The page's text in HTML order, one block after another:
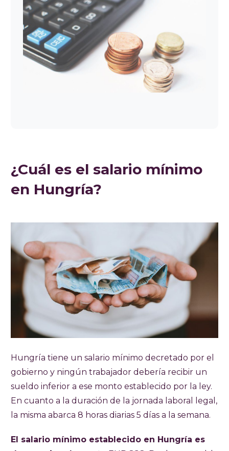
¿Cuál es el salario mínimo
en Hungría?
Hungría tiene un salario mínimo decretado por el
gobierno y ningún trabajador debería recibir un
sueldo inferior a ese monto establecido por la ley.
En cuanto a la duración de la jornada laboral legal,
la misma abarca 8 horas diarias 5 días a la semana.
El salario mínimo establecido en Hungría es